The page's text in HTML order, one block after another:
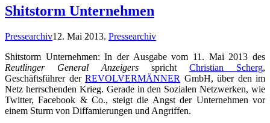
Shitstorm Unternehmen
Pressearchiv12. Mai 2013. Pressearchiv
Shitstorm Unternehmen: In der Ausgabe vom 11. Mai 2013 des
Reutlinger General Anzeigers spricht Christian Scherg,
Geschäftsführer der REVOLVERMÄNNER GmbH, über den im
Netz herrschenden Krieg. Gerade in den Sozialen Netzwerken, wie
Twitter, Facebook & Co., steigt die Angst der Unternehmen vor
einem Sturm von Diffamierungen und Angriffen.